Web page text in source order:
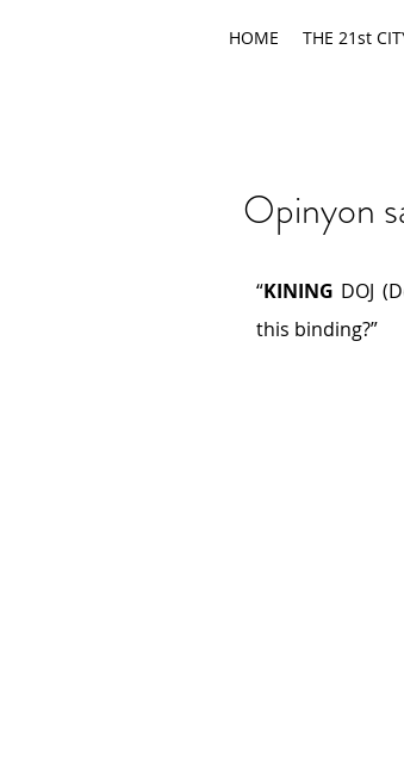
HOME THE 21st
Opinyon
“KINING DOJ
this binding?”